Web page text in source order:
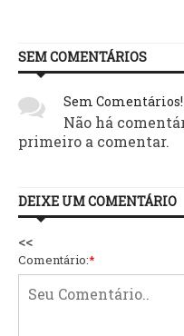
SEM COMENTÁRIOS
Sem Comentários!
Não há
primeiro a comentar.
DEIXE UM COMENTÁRIO
<<
Comentário:*